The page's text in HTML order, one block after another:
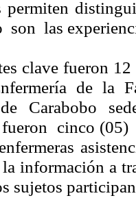
permiten
las
clave fueron
de la
de Carabobo
cinco
información a
sujetos